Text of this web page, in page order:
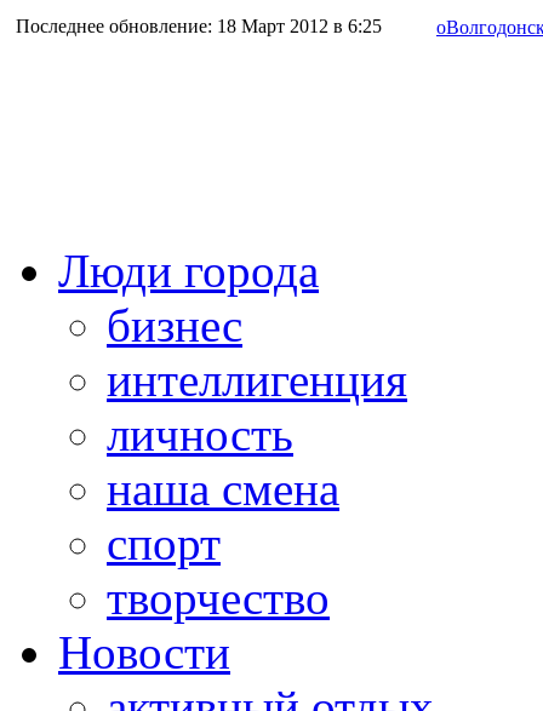
Последнее обновление: 18 Март 2012 в 6:25
Люди города
бизнес
интеллигенция
личность
наша смена
спорт
творчество
Новости